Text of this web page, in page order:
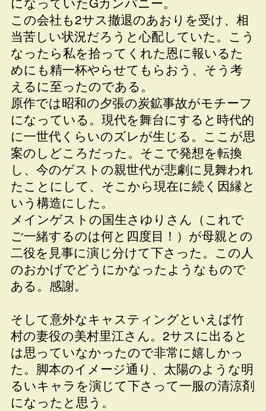
この会社も2サス撤退のあおりを受け、相
当苦しい状況だろうと心配していた。こう
なったら私を拾ってくれた恩に報いるた
めにも精一杯やらせてもらおう、そう考
えるに至ったのである。
原作では昭和の夕張の炭鉱事故がモチーフ
になっている。現代を舞台にすると時代的
に一世代くらいのズレが生じる。ここが思
案のしどころだった。そこで発想を転換
し、今のゲストの親世代が悲劇に見舞われ
たことにして、そこから現在に続く因縁と
いう構造にした。
メインゲストの国生さゆりさん（これで
ご一緒するのは何と四度目！）が母親との
二役を見事に演じ分けて下さった。この人
のおかげでどうにかなったようなもので
ある。感謝。
そして意外なキャスティングといえば竹
村の妻役の美村里江さん。2サスに出ると
は思っていなかったので非常に嬉しかっ
た。脚本のイメージ通り、太陽のような明
るいキャラを演じて下さって一服の清涼剤
になったと思う。